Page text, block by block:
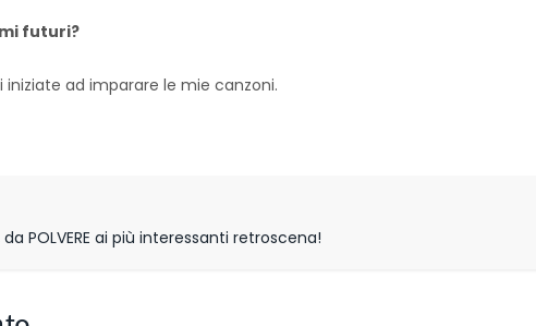
futuri?
iniziate ad imparare le mie canzoni.
da POLVERE ai più interessanti retroscena!